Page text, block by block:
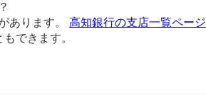
あります。高知銀行の支店一覧ページ
できます。